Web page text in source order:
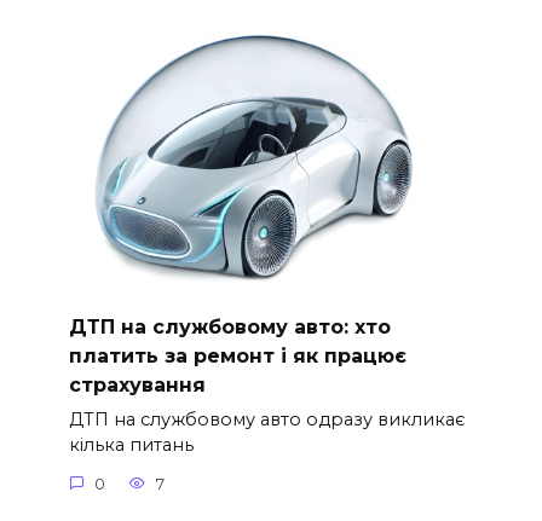
ДТП на службовому авто: хто
платить за ремонт і як працює
страхування
ДТП на службовому авто одразу викликає
кілька питань
0 7